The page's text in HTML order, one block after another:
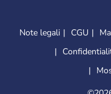
Note legali CGU